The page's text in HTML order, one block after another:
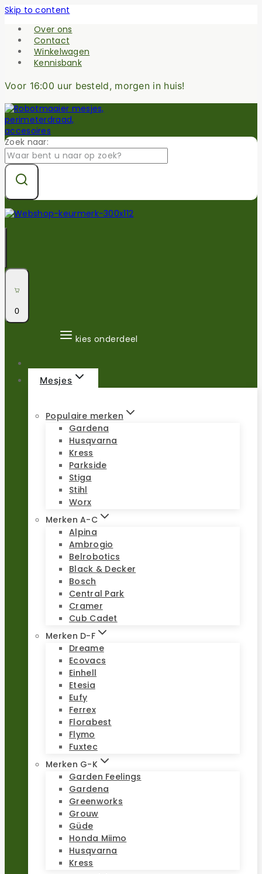
Skip to content
Over ons
Contact
Winkelwagen
Kennisbank
Voor 16:00 uur besteld, morgen in huis!
Zoek naar:
0
kies onderdeel
Mesjes
Populaire merken
Gardena
Husqvarna
Kress
Parkside
Stiga
Stihl
Worx
Merken A-C
Alpina
Ambrogio
Belrobotics
Black & Decker
Bosch
Central Park
Cramer
Cub Cadet
Merken D-F
Dreame
Ecovacs
Einhell
Etesia
Eufy
Ferrex
Florabest
Flymo
Fuxtec
Merken G-K
Garden Feelings
Gardena
Greenworks
Grouw
Güde
Honda Miimo
Husqvarna
Kress